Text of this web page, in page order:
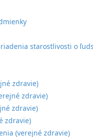
starostlivosti o
zdravie)
zdravie)
zdravie)
zdravie)
(verejné zdravie)